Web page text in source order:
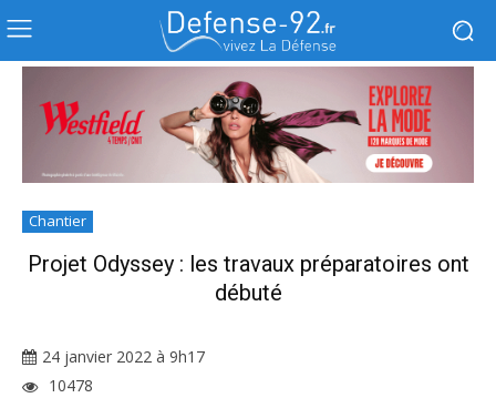
Chantier
Projet Odyssey : les travaux préparatoires ont
débuté
24 janvier 2022 à 9h17
10478